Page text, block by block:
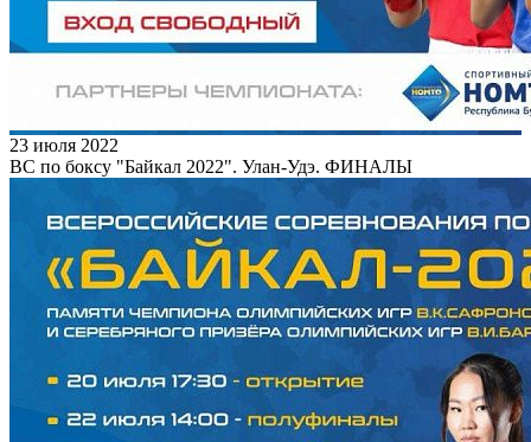
23 июля 2022
ВС по боксу "Байкал 2022". Улан-Удэ. ФИНАЛЫ